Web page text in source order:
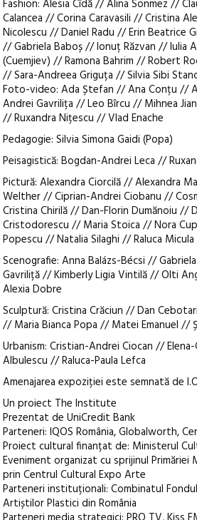
Fashion: Alesia Cîdă // Alina Sonmez //
Calancea // Corina Caravasili // Cristina
Nicolescu // Daniel Radu // Erin Beatrice
// Gabriela Baboș // Ionuț Răzvan // Iulia
(Cuemjiev) // Ramona Bahrim // Robert
// Sara-Andreea Griguța // Silvia Sibi
Foto-video: Ada Ștefan // Ana Conțu //
Andrei Gavrilița // Leo Bîrcu // Mihnea
// Ruxandra Nițescu // Vlad Enache
Pedagogie: Silvia Simona Gaidi (Popa)
Peisagistică: Bogdan-Andrei Leca //
Pictură: Alexandra Ciorcilă // Alexandra
Welther // Ciprian-Andrei Ciobanu //
Cristina Chirilă // Dan-Florin Dumănoiu //
Cristodorescu // Maria Stoica // Nora
Popescu // Natalia Silaghi // Raluca
Scenografie: Anna Balázs-Bécsi //
Gavriliță // Kimberly Ligia Vintilă // Olti
Alexia Dobre
Sculptură: Cristina Crăciun // Dan
// Maria Bianca Popa // Matei Emanuel //
Urbanism: Cristian-Andrei Ciocan //
Albulescu // Raluca-Paula Lefca
Amenajarea expoziției este semnată de
Un proiect The Institute
Prezentat de UniCredit Bank
Parteneri: IQOS România, Globalworth,
Proiect cultural finanțat de: Ministerul
Eveniment organizat cu sprijinul Primăriei
prin Centrul Cultural Expo Arte
Parteneri instituționali: Combinatul
Artiștilor Plastici din România